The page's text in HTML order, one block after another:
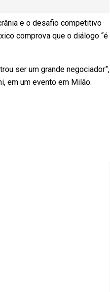
e o desafio competitivo
comprova que o diálogo “é
ser um grande negociador”,
em um evento em Milão.